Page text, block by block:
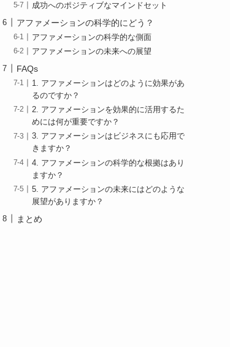
成功へのポジティブなマインドセット
アファメーションの科学的にどう？
アファメーションの科学的な側面
アファメーションの未来への展望
FAQs
1. アファメーションはどのように効果があ
るのですか？
2. アファメーションを効果的に活用するた
めには何が重要ですか？
3. アファメーションはビジネスにも応用で
きますか？
4. アファメーションの科学的な根拠はあり
ますか？
5. アファメーションの未来にはどのような
展望がありますか？
まとめ